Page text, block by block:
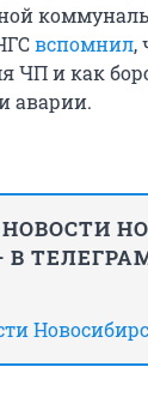
вспомнил,
ЧП и как
аварии.
В